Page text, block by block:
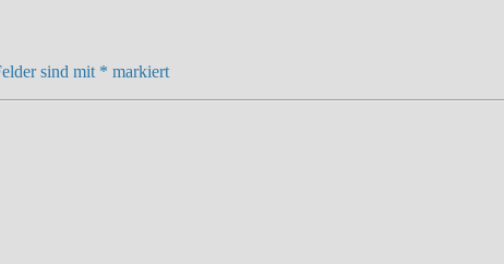
sind mit * markiert